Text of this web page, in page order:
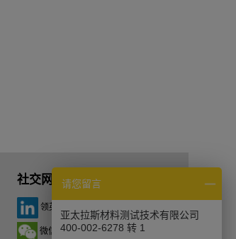
社交网络
领英
微信
请您留言
亚太拉斯材料测试技术有限公司
400-002-6278 转 1